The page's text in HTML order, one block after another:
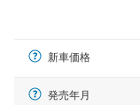
新車価格
発売年月